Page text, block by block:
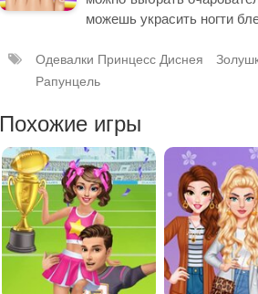
можешь украсить ногти
Одевалки Принцесс Диснея
Рапунцель
Похожие игры